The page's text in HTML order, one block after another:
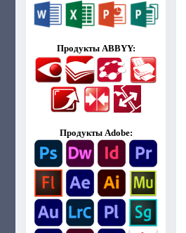
Продукты ABBYY:
Продукты Adobe: